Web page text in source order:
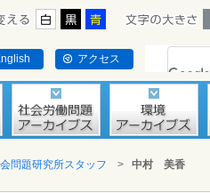
アクセス
問題研究所スタッフ > 中村 美香